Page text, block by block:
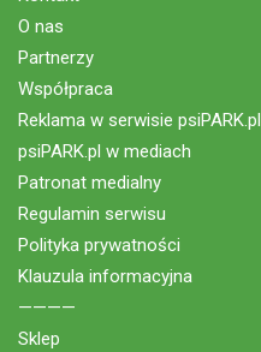
O nas
Partnerzy
Współpraca
Reklama w serwisie psiPARK.pl
psiPARK.pl w mediach
Patronat medialny
Regulamin serwisu
Polityka prywatności
Klauzula informacyjna
————
Sklep